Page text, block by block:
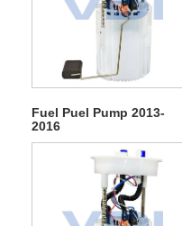
Fuel Puel Pump 2013-
2016